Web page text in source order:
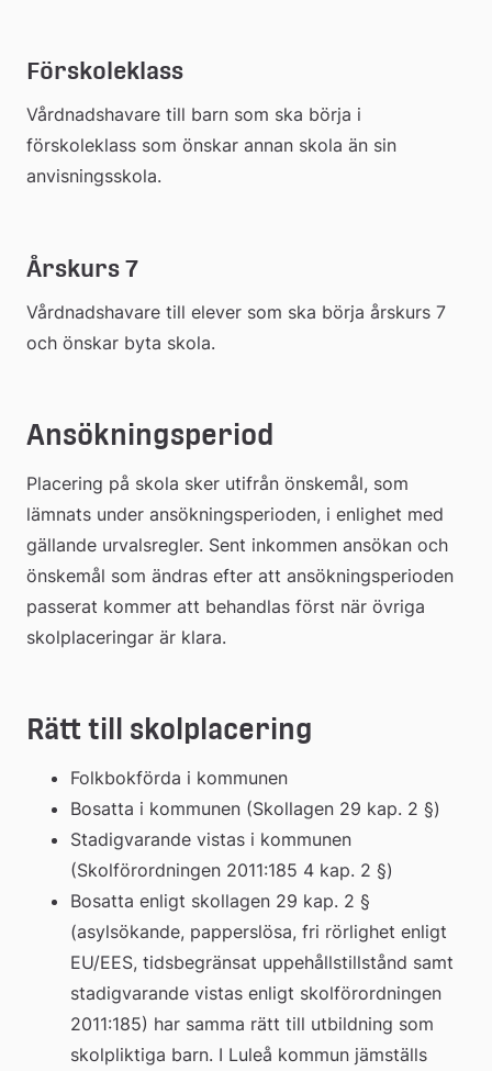
Förskoleklass
Vårdnadshavare till barn som ska börja i
förskoleklass som önskar annan skola än sin
anvisningsskola.
Årskurs 7
Vårdnadshavare till elever som ska börja årskurs 7
och önskar byta skola.
Ansökningsperiod
Placering på skola sker utifrån önskemål, som
lämnats under ansökningsperioden, i enlighet med
gällande urvalsregler. Sent inkommen ansökan och
önskemål som ändras efter att ansökningsperioden
passerat kommer att behandlas först när övriga
skolplaceringar är klara.
Rätt till skolplacering
Folkbokförda i kommunen
Bosatta i kommunen (Skollagen 29 kap. 2 §)
Stadigvarande vistas i kommunen
(Skolförordningen 2011:185 4 kap. 2 §)
Bosatta enligt skollagen 29 kap. 2 §
(asylsökande, papperslösa, fri rörlighet enligt
EU/EES, tidsbegränsat uppehållstillstånd samt
stadigvarande vistas enligt skolförordningen
2011:185) har samma rätt till utbildning som
skolpliktiga barn. I Luleå kommun jämställs